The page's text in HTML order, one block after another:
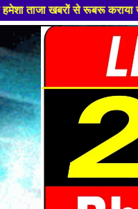
जाएगा , खबर ओर
to
content